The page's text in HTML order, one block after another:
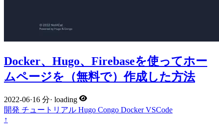
Docker、Hugo、Firebaseを使ってホー
ムページを（無料で）作成した方法
2022-06·16 分· loading
開発 チュートリアル Hugo Congo DockerVSCode
↑